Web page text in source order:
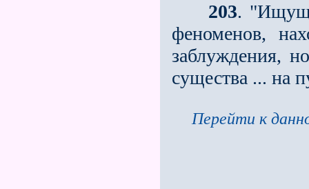
203.
феноменов,
заблуждения,
существа ... на
Перейти к